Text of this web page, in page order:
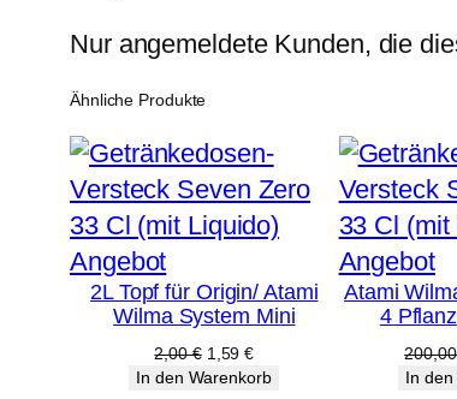
Nur angemeldete Kunden, die
Ähnliche Produkte
AngebotProdukt
im
Angebot
2L Topf für Origin/ Atami
Wilma System Mini
2,00€ Ursprünglicher
Preis
1,59€Aktueller
Preis
In den Warenkorb
Angebot
Atami
4
In